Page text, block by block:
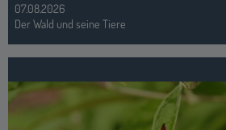
07.08.2026
Der Wald und seine Tiere